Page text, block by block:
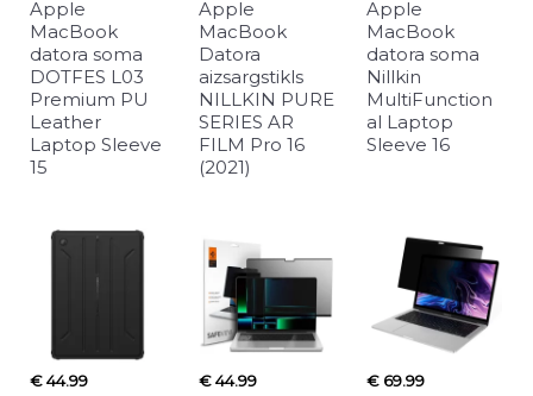
Apple
MacBook
datora soma
DOTFES L03
Premium PU
Leather
Laptop Sleeve
15
Apple
MacBook
Datora
aizsargstikls
NILLKIN PURE
SERIES AR
FILM Pro 16
(2021)
Apple
MacBook
datora soma
Nillkin
MultiFunction
al Laptop
Sleeve 16
€ 44.99 € 44.99 € 69.99